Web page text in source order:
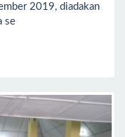
2019, diadakan
se